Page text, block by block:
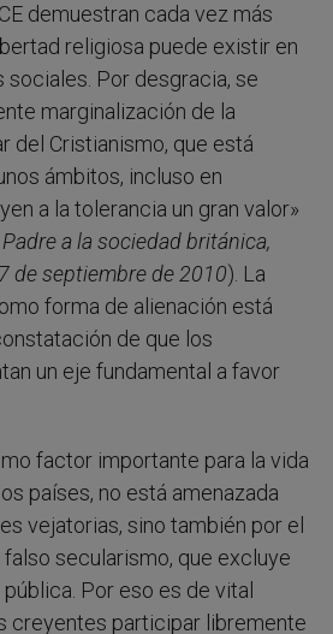
demuestran cada vez más
religiosa puede existir en
Por desgracia, se
marginalización de la
del Cristianismo, que está
ámbitos, incluso en
a la tolerancia un gran valor»
a la sociedad británica,
de septiembre de 2010). La
forma de alienación está
de que los
un eje fundamental a favor
factor importante para la vida
países, no está amenazada
vejatorias, sino también por el
secularismo, que excluye
Por eso es de vital
creyentes participar libremente